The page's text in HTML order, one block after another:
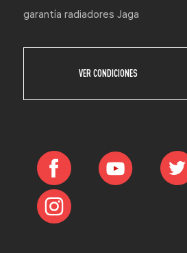
garantía radiadores Jaga
VER CONDICIONES